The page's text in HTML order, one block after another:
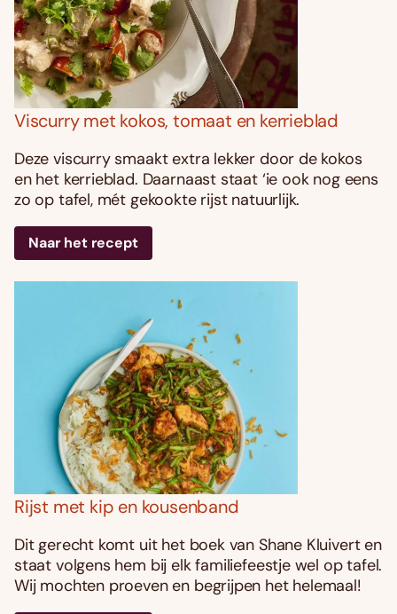
Viscurry met kokos, tomaat en kerrieblad
Deze viscurry smaakt extra lekker door de kokos
en het kerrieblad. Daarnaast staat ‘ie ook nog eens
zo op tafel, mét gekookte rijst natuurlijk.
Naar het recept
Rijst met kip en kousenband
Dit gerecht komt uit het boek van Shane Kluivert en
staat volgens hem bij elk familiefeestje wel op tafel.
Wij mochten proeven en begrijpen het helemaal!